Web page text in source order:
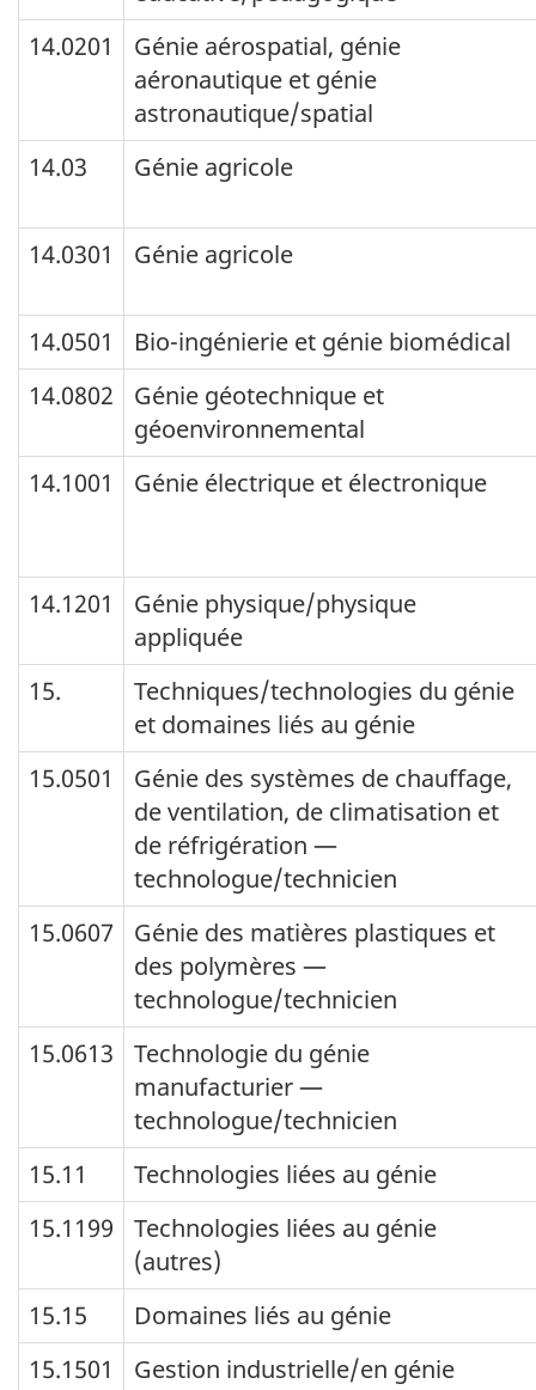
14.0201
Génie aérospatial, génie
aéronautique et génie
astronautique/spatial
14.03
Génie agricole
14.0301 Génie agricole
14.0501
Bio-ingénierie et génie biomédical
14.0802
Génie géotechnique et
géoenvironnemental
14.1001
Génie électrique et électronique
14.1201
Génie physique/physique
appliquée
15.
Techniques/technologies du génie
et domaines liés au génie
15.0501
Génie des systèmes de chauffage,
de ventilation, de climatisation et
de réfrigération —
technologue/technicien
15.0607
Génie des matières plastiques et
des polymères —
technologue/technicien
15.0613
Technologie du génie
manufacturier —
technologue/technicien
15.11
Technologies liées au génie
15.1199
Technologies liées au génie
(autres)
15.15
Domaines liés au génie
15.1501
Gestion industrielle/en génie